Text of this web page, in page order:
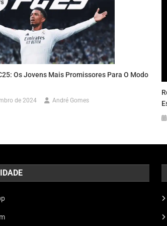
Os Jovens Mais Promissores Para O Modo
de 2024 André Gomes